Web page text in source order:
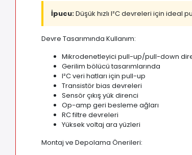
İpucu:Düşük hızlı I²C devreleri için ideal
Devre Tasarımında Kullanım:
Mikrodenetleyici pull-up/pull-down
Gerilim bölücü tasarımlarında
I²C veri hatları için pull-up
Transistör bias devreleri
Sensör çıkış yük direnci
Op-amp geri besleme ağları
RC filtre devreleri
Yüksek voltaj ara yüzleri
Montaj ve Depolama Önerileri: